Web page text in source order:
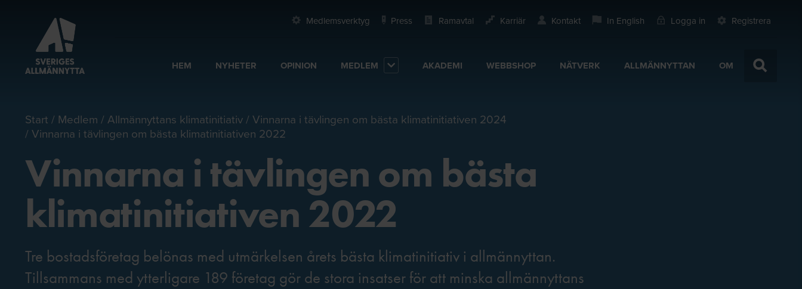
Medlemsverktyg Press Ramavtal Karriär Kontakt In English Logga in Registrera
HEM NYHETER OPINION MEDLEM AKADEMI WEBBSHOP NÄTVERK ALLMÄNNYTTAN OM
Start Medlem Allmännyttans klimatinitiativ Vinnarna i tävlingen om bästa klimatinitiativen 2024
Vinnarna i tävlingen om bästa klimatinitiativen 2022
Vinnarna i tävlingen om bästa
klimatinitiativen 2022
Tre bostadsföretag belönas med utmärkelsen årets bästa klimatinitiativ i allmännyttan.
Tillsammans med ytterligare 189 företag gör de stora insatser för att minska allmännyttans